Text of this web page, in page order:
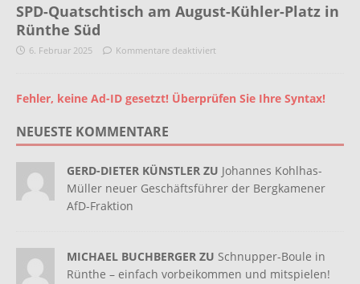
SPD-Quatschtisch am August-Kühler-Platz in
Rünthe Süd
6. Februar 2025 Kommentare deaktiviert
Fehler, keine Ad-ID gesetzt! Überprüfen Sie Ihre Syntax!
NEUESTE KOMMENTARE
GERD-DIETER KÜNSTLER ZU Johannes Kohlhas-
Müller neuer Geschäftsführer der Bergkamener
AfD-Fraktion
MICHAEL BUCHBERGER ZU Schnupper-Boule in
Rünthe – einfach vorbeikommen und mitspielen!